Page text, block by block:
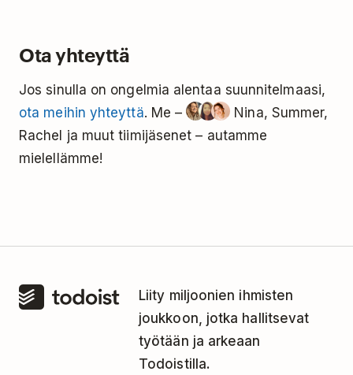
Business-suunnitelman kokeilujakson. Jos luot
kokeilujakson kyseisen työtilan kohdalla.
Ota yhteyttä
Jos sinulla on ongelmia alentaa suunnitelmaasi,
ota meihin yhteyttä. Me –
Nina, Summer,
Rachel ja muut tiimijäsenet – autamme
mielellämme!
Liity miljoonien ihmisten
joukkoon, jotka hallitsevat
työtään ja arkeaan
Todoistilla.